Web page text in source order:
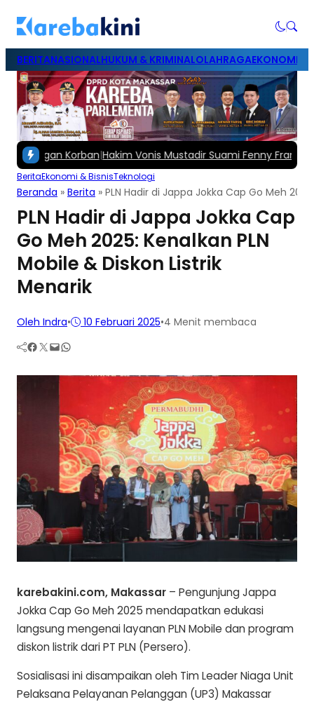
BERITANASIONALHUKUM & KRIMINALOLAHRAGAEKONOMI &
Korban |Hakim Vonis Mustadir Suami Fenny Frans 1,5
BeritaEkonomi & BisnisTeknologi
Beranda » Berita » PLN Hadir di Jappa Jokka Cap Go Meh
PLN Hadir di Jappa Jokka Cap
Go Meh 2025: Kenalkan PLN
Mobile & Diskon Listrik
Menarik
Oleh Indra• 10 Februari 2025•4 Menit membaca
Facebook Twitter Mail WhatsApp
karebakini.com, Makassar – Pengunjung Jappa
Jokka Cap Go Meh 2025 mendapatkan edukasi
langsung mengenai layanan PLN Mobile dan program
diskon listrik dari PT PLN (Persero).
Sosialisasi ini disampaikan oleh Tim Leader Niaga Unit
Pelaksana Pelayanan Pelanggan (UP3) Makassar